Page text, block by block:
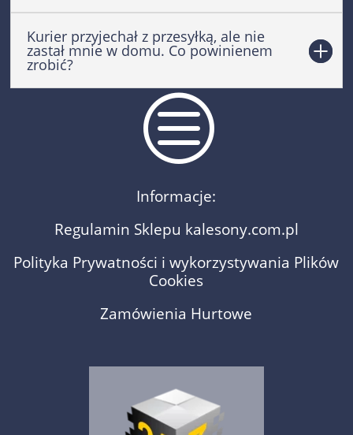
Kurier przyjechał z przesyłką, ale nie
zastał mnie w domu. Co powinienem
zrobić?
c
Informacje:
Regulamin Sklepu kalesony.com.pl
Polityka Prywatności i wykorzystywania Plików
Cookies
Zamówienia Hurtowe